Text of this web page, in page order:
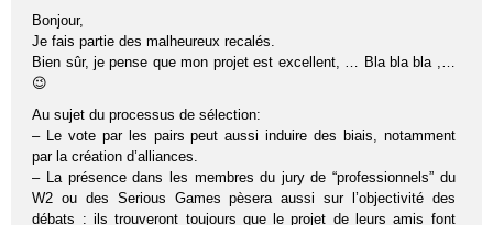
Bonjour,
Je fais partie des malheureux recalés.
Bien sûr, je pense que mon projet est excellent, … Bla bla bla ,…
😉
Au sujet du processus de sélection:
– Le vote par les pairs peut aussi induire des biais, notamment
par la création d’alliances.
– La présence dans les membres du jury de “professionnels” du
W2 ou des Serious Games pèsera aussi sur l’objectivité des
débats : ils trouveront toujours que le projet de leurs amis font